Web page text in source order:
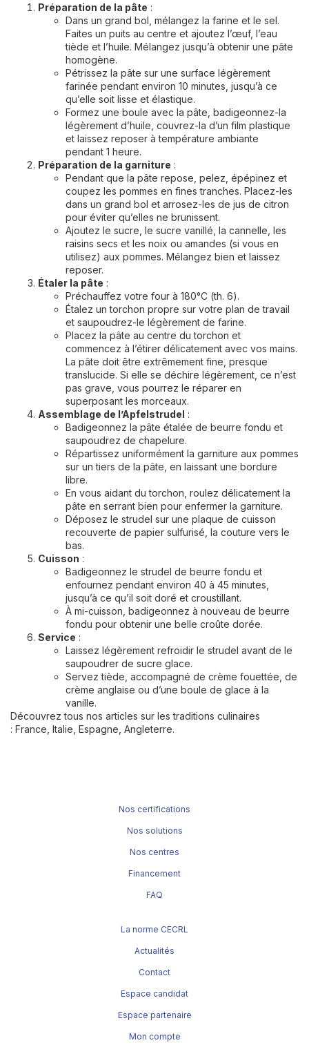
Préparation de la pâte :
Dans un grand bol, mélangez la farine et le sel.
Faites un puits au centre et ajoutez l’œuf, l’eau
tiède et l’huile. Mélangez jusqu’à obtenir une pâte
homogène.
Pétrissez la pâte sur une surface légèrement
farinée pendant environ 10 minutes, jusqu’à ce
qu’elle soit lisse et élastique.
Formez une boule avec la pâte, badigeonnez-la
légèrement d’huile, couvrez-la d’un film plastique
et laissez reposer à température ambiante
pendant 1 heure.
Préparation de la garniture :
Pendant que la pâte repose, pelez, épépinez et
coupez les pommes en fines tranches. Placez-les
dans un grand bol et arrosez-les de jus de citron
pour éviter qu’elles ne brunissent.
Ajoutez le sucre, le sucre vanillé, la cannelle, les
raisins secs et les noix ou amandes (si vous en
utilisez) aux pommes. Mélangez bien et laissez
reposer.
Étaler la pâte :
Préchauffez votre four à 180°C (th. 6).
Étalez un torchon propre sur votre plan de travail
et saupoudrez-le légèrement de farine.
Placez la pâte au centre du torchon et
commencez à l’étirer délicatement avec vos mains.
La pâte doit être extrêmement fine, presque
translucide. Si elle se déchire légèrement, ce n’est
pas grave, vous pourrez le réparer en
superposant les morceaux.
Assemblage de l’Apfelstrudel :
Badigeonnez la pâte étalée de beurre fondu et
saupoudrez de chapelure.
Répartissez uniformément la garniture aux pommes
sur un tiers de la pâte, en laissant une bordure
libre.
En vous aidant du torchon, roulez délicatement la
pâte en serrant bien pour enfermer la garniture.
Déposez le strudel sur une plaque de cuisson
recouverte de papier sulfurisé, la couture vers le
bas.
Cuisson :
Badigeonnez le strudel de beurre fondu et
enfournez pendant environ 40 à 45 minutes,
jusqu’à ce qu’il soit doré et croustillant.
À mi-cuisson, badigeonnez à nouveau de beurre
fondu pour obtenir une belle croûte dorée.
Service :
Laissez légèrement refroidir le strudel avant de le
saupoudrer de sucre glace.
Servez tiède, accompagné de crème fouettée, de
crème anglaise ou d’une boule de glace à la
vanille.
Découvrez tous nos articles sur les traditions culinaires
: France Italie Espagne Angleterre.
Nos certifications
Nos solutions
Nos centres
Financement
FAQ
La norme CECRL
Actualités
Contact
Espace candidat
Espace partenaire
Mon compte